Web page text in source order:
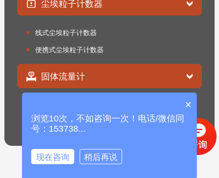
尘埃粒子计数器
线式尘埃粒子计数器
便携式尘埃粒子计数器
固体流量计
固体流量开关
×
浏览10次，不如咨询一次！电话/微信同
号：153738...
现在咨询 稍后再说